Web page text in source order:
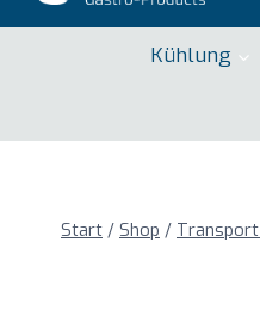
Kühlung
Start / Shop /